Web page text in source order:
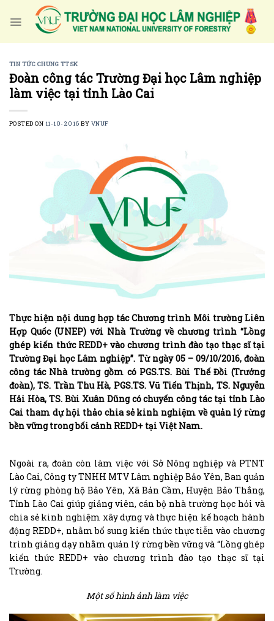
TIN TỨC CHUNG TTSK
Đoàn công tác Trường Đại học Lâm nghiệp
làm việc tại tỉnh Lào Cai
POSTED ON 11-10-2016 BY VNUF
Thực hiện nội dung hợp tác Chương trình Môi trường Liên
Hợp Quốc (UNEP) với Nhà Trường về chương trình “Lồng
ghép kiến thức REDD+ vào chương trình đào tạo thạc sĩ tại
Trường Đại học Lâm nghiệp”. Từ ngày 05 – 09/10/2016, đoàn
công tác Nhà trường gồm có PGS.TS. Bùi Thế Đồi (Trưởng
đoàn), TS. Trần Thu Hà, PGS.TS. Vũ Tiến Thịnh, TS. Nguyễn
Hải Hòa, TS. Bùi Xuân Dũng có chuyến công tác tại tỉnh Lào
Cai tham dự hội thảo chia sẻ kinh nghiệm về quản lý rừng
bền vững trong bối cảnh REDD+ tại Việt Nam.
Ngoài ra, đoàn còn làm việc với Sở Nông nghiệp và PTNT
Lào Cai, Công ty TNHH MTV Lâm nghiệp Bảo Yên, Ban quản
lý rừng phòng hộ Bảo Yên, Xã Bản Cầm, Huyện Bảo Thắng,
Tỉnh Lào Cai giúp giảng viên, cán bộ nhà trường học hỏi và
chia sẻ kinh nghiệm xây dựng và thực hiện kế hoạch hành
động REDD+, nhằm bổ sung kiến thức thực tiễn vào chương
trình giảng dạy nhằm quản lý rừng bền vững và “Lồng ghép
kiến thức REDD+ vào chương trình đào tạo thạc sĩ tại
Trường.
Một số hình ảnh làm việc